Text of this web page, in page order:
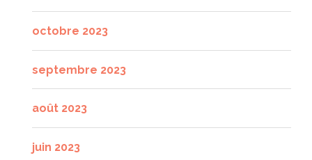
octobre 2023
septembre 2023
août 2023
juin 2023